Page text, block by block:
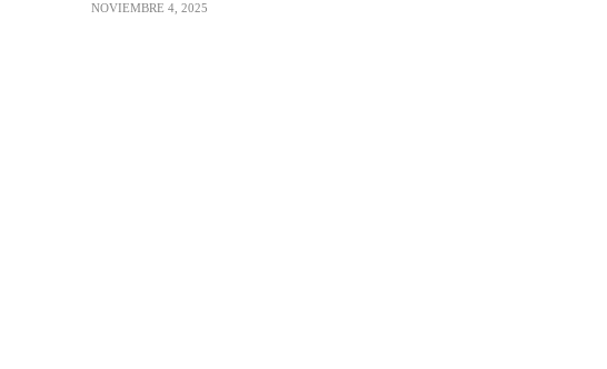
NOVIEMBRE 4, 2025